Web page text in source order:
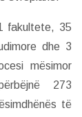
fakultete, 35
dhe 3
mësimor
273
të